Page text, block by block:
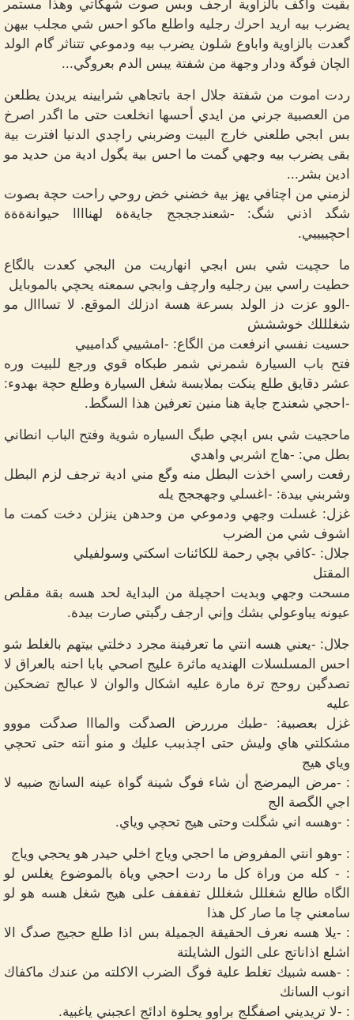
بقيت واگف بالزاوية ارجف وبس صوت شهگاتي وهذا مستمر
يضرب بيه اريد احرك رجليه واطلع ماكو احس شي مجلب بيهن
گعدت بالزاوية واباوع شلون يضرب بيه ودموعي تتناثر گام الولد
الچان فوگة ودار وجهة من شفتة يبس الدم بعروگي...
ردت اموت من شفتة جلال اجة باتجاهي شرايينه يريدن يطلعن
من العصبية جرني من ايدي أحسها انخلعت حتى ما اگدر اصرخ
بس ابجي طلعني خارج البيت وضربني راچدي الدنيا افترت بية
بقى يضرب بيه وجهي گمت ما احس بية يگول ادية من حديد مو
ادين بشر...
لزمني من اچتافي يهز بية خضني خض روحي راحت حچة بصوت
شگد اذني شگ: -شعندجججج جايةةة لهناااا حيوانةةةة
احچييييي.
ما حچيت شي بس ابجي انهاريت من البجي كعدت بالگاع
حطيت راسي بين رجليه وارچف وابجي سمعته يحچي بالموبايل
-الوو عزت دز الولد بسرعة هسة ادزلك الموقع. لا تسااال مو
شغلللك خوششش
حسيت نفسي انرفعت من الگاع: -امشييي گدامييي
فتح باب السيارة شمرني شمر طبكاه قوي ورجع للبيت وره
عشر دقايق طلع ينكت بملابسة شغل السيارة وطلع حچة بهدوء:
-احجي شعندج جاية هنا منين تعرفين هذا السگط.
ماحجيت شي بس ابچي طبگ السياره شوية وفتح الباب انطاني
بطل مي: -هاج اشربي واهدي
رفعت راسي اخذت البطل منه وگع مني ادية ترجف لزم البطل
وشربني بيدة: -اغسلي وجهججج يله
غزل: غسلت وجهي ودموعي من وحدهن ينزلن دخت كمت ما
اشوف شي من الضرب
جلال: -كافي بچي رحمة للكائنات اسكتي وسولفيلي
المقتل
مسحت وجهي وبديت احچيلة من البداية لحد هسه بقة مقلص
عيونه يباوعولي بشك وإني ارجف رگبتي صارت بيدة.
جلال: -يعني هسه انتي ما تعرفينة مجرد دخلتي بيتهم بالغلط شو
احس المسلسلات الهنديه ماثرة عليج اصحي بابا احنه بالعراق لا
تصدگين روحج ترة مارة عليه اشكال والوان لا عبالج تضحكين
عليه
غزل بعصبية: -طبك مرررض الصدگت والمااا صدگت مووو
مشكلتي هاي وليش حتى اچذببب عليك و منو أنته حتى تحچي
وياي هيج
: -مرض اليمرضج أن شاء فوگ شينة گواة عينه السانج ضبيه لا
اجي الگصة الج
: -وهسه اني شگلت وحتى هيج تحچي وياي.
: -وهو انتي المفروض ما احجي وياج اخلي حيدر هو يحجي وياج
: - كله من وراة كل ما ردت احجي وياة بالموضوع يغلس لو
الگاه طالع شغللل شغللل تفففف على هيج شغل هسه هو لو
سامعني چا ما صار كل هذا
: -يلا هسه نعرف الحقيقة الجميلة بس اذا طلع حجيج صدگ الا
اشلع اذاناتج على الثول الشايلتة
: -هسه شبيك تغلط علية فوگ الضرب الاكلته من عندك ماكفاك
انوب السانك
: -لا تريديني اصفگلج براوو يحلوة ادائج اعجبني ياغبية.